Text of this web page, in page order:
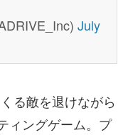
July
る敵を退けながら
ィングゲーム。プ